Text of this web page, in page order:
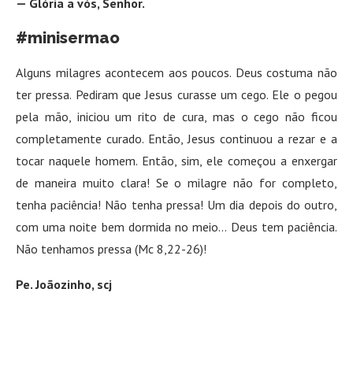
#minisermao
Alguns milagres acontecem aos poucos. Deus costuma não
ter pressa. Pediram que Jesus curasse um cego. Ele o pegou
pela mão, iniciou um rito de cura, mas o cego não ficou
completamente curado. Então, Jesus continuou a rezar e a
tocar naquele homem. Então, sim, ele começou a enxergar
de maneira muito clara! Se o milagre não for completo,
tenha paciência! Não tenha pressa! Um dia depois do outro,
com uma noite bem dormida no meio… Deus tem paciência.
Não tenhamos pressa (Mc 8,22-26)!
Pe. Joãozinho, scj